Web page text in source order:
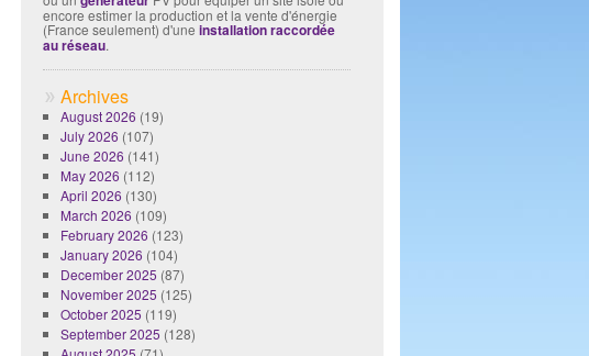
encore estimer la production et la vente d'énergie
(France seulement) d'une installation raccordée
au réseau.
Archives
August 2026 (19)
July 2026 (107)
June 2026 (141)
May 2026 (112)
April 2026 (130)
March 2026 (109)
February 2026 (123)
January 2026 (104)
December 2025 (87)
November 2025 (125)
October 2025 (119)
September 2025 (128)